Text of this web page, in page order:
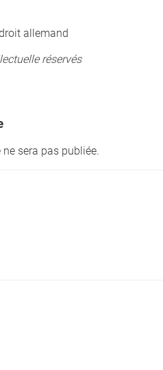
allemand
réservés
sera pas publiée.